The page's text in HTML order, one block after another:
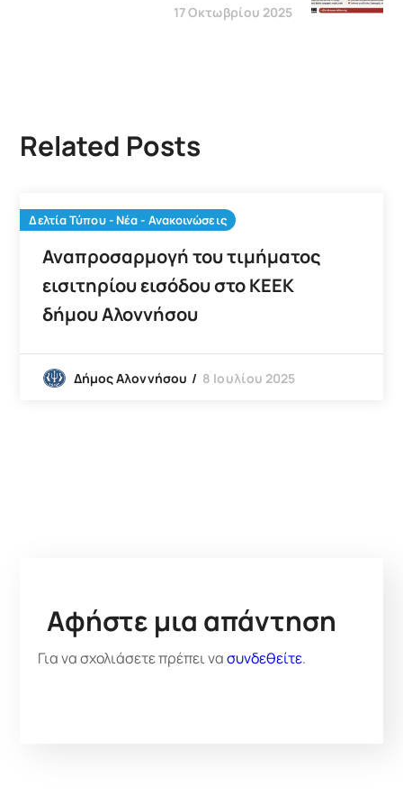
17 Οκτωβρίου 2025
Related Posts
Δελτία Τύπου - Νέα - Ανακοινώσεις
Αναπροσαρμογή του τιμήματος
εισιτηρίου εισόδου στο ΚΕΕΚ
δήμου Αλοννήσου
Δήμος Αλοννήσου 8 Ιουλίου 2025
Αφήστε μια απάντηση
Για να σχολιάσετε πρέπει νασυνδεθείτε.